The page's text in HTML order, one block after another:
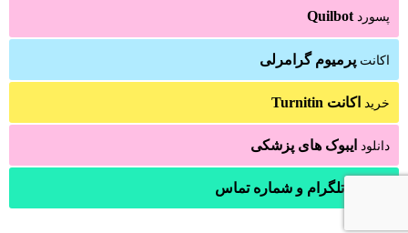
پسوردQuilbot
اکانت پرمیوم گرامرلی
خرید اکانت Turnitin
دانلود ایبوک های پزشکی
ایمیل تلگرام و شماره تماس